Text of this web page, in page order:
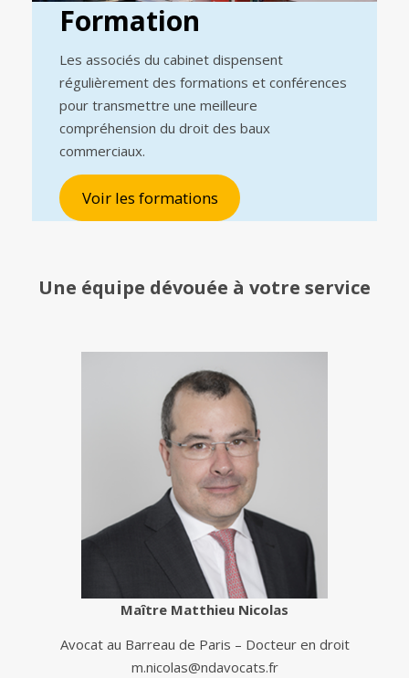
Formation
Les associés du cabinet dispensent
régulièrement des formations et conférences
pour transmettre une meilleure
compréhension du droit des baux
commerciaux.
Voir les formations
Une équipe dévouée à votre service
Maître Matthieu Nicolas
Avocat au Barreau de Paris – Docteur en droit
m.nicolas@ndavocats.fr